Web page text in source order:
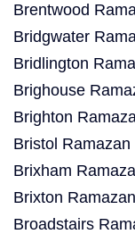
Brentwood
Bridgwater
Bridlington
Brighouse
Brighton
Bristol Ramazan
Brixham
Brixton
Broadstairs